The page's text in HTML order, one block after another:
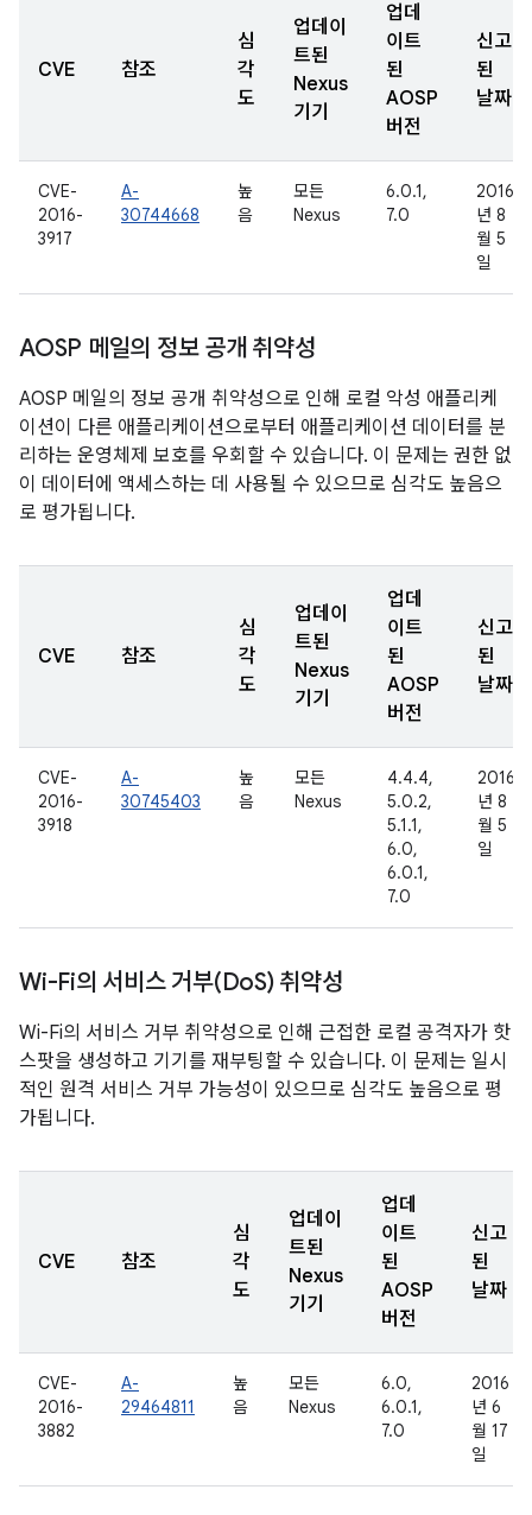
CVE 참조
심
각
도
업데이
트된
Nexus
기기
업데
이트
된
AOSP
버전
신고
된
날짜
CVE-
2016-
3917
A-
30744668
높
음
모든
Nexus
6.0.1,
7.0
2016
년 8
월 5
일
AOSP 메일의 정보 공개 취약성
AOSP 메일의 정보 공개 취약성으로 인해 로컬 악성 애플리케
이션이 다른 애플리케이션으로부터 애플리케이션 데이터를 분
리하는 운영체제 보호를 우회할 수 있습니다. 이 문제는 권한 없
이 데이터에 액세스하는 데 사용될 수 있으므로 심각도 높음으
로 평가됩니다.
CVE 참조
심
각
도
업데이
트된
Nexus
기기
업데
이트
된
AOSP
버전
신고
된
날짜
CVE-
2016-
3918
A-
30745403
높
음
모든
Nexus
4.4.4,
5.0.2,
5.1.1,
6.0,
6.0.1,
7.0
2016
년 8
월 5
일
Wi-Fi의 서비스 거부(DoS) 취약성
Wi-Fi의 서비스 거부 취약성으로 인해 근접한 로컬 공격자가 핫
스팟을 생성하고 기기를 재부팅할 수 있습니다. 이 문제는 일시
적인 원격 서비스 거부 가능성이 있으므로 심각도 높음으로 평
가됩니다.
CVE 참조
심
각
도
업데이
트된
Nexus
기기
업데
이트
된
AOSP
버전
신고
된
날짜
CVE-
2016-
3882
A-
29464811
높
음
모든
Nexus
6.0,
6.0.1,
7.0
2016
년 6
월 17
일